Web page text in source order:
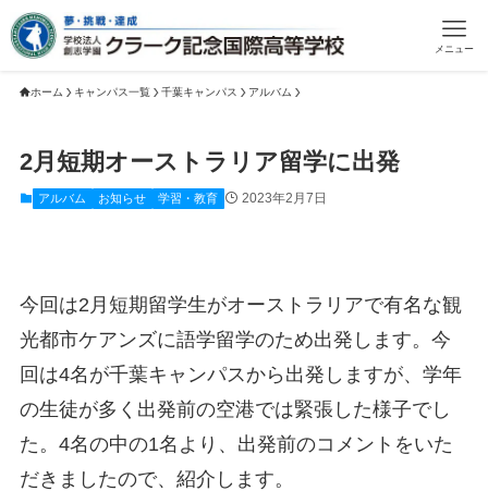
メニュー
ホーム キャンパス一覧 千葉キャンパス アルバム
2月短期オーストラリア留学に出発
アルバム お知らせ 学習・教育 2023年2月7日
今回は2月短期留学生がオーストラリアで有名な観
光都市ケアンズに語学留学のため出発します。今
回は4名が千葉キャンパスから出発しますが、学年
の生徒が多く出発前の空港では緊張した様子でし
た。4名の中の1名より、出発前のコメントをいた
だきましたので、紹介します。